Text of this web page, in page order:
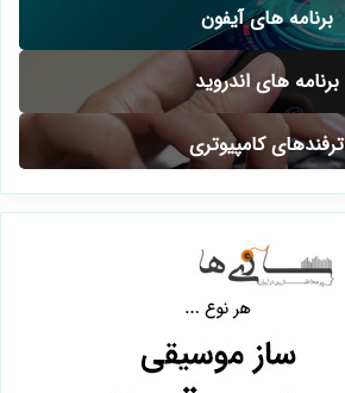
برنامه های آیفون
برنامه های اندروید
ترفندهای کامپیوتری